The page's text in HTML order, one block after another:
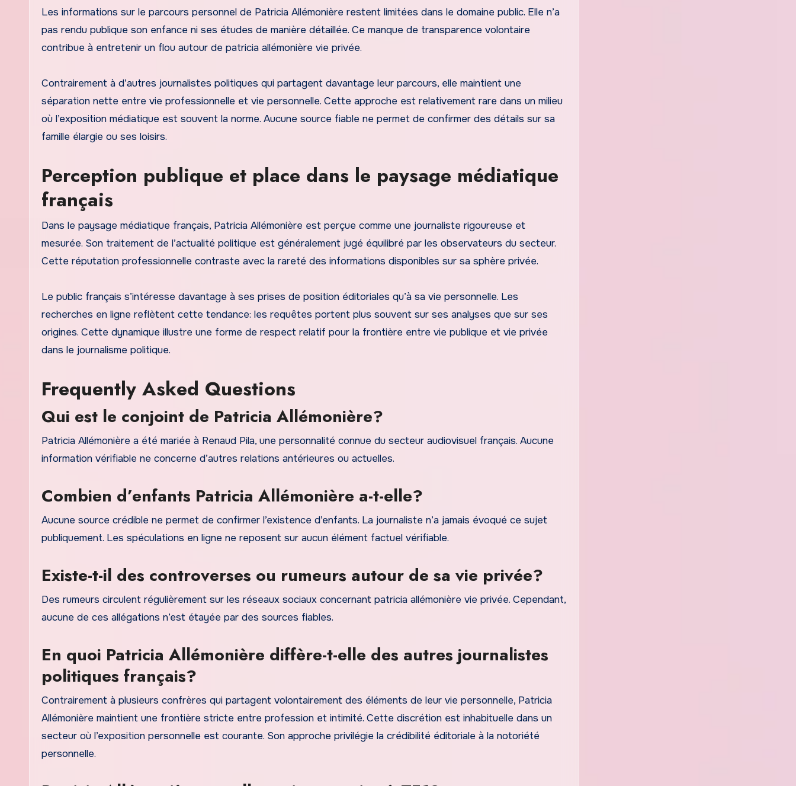
Les informations sur le parcours personnel de Patricia Allémonière restent limitées dans le domaine public. Elle n’a
pas rendu publique son enfance ni ses études de manière détaillée. Ce manque de transparence volontaire
contribue à entretenir un flou autour de patricia allémonière vie privée.
Contrairement à d’autres journalistes politiques qui partagent davantage leur parcours, elle maintient une
séparation nette entre vie professionnelle et vie personnelle. Cette approche est relativement rare dans un milieu
où l’exposition médiatique est souvent la norme. Aucune source fiable ne permet de confirmer des détails sur sa
famille élargie ou ses loisirs.
Perception publique et place dans le paysage médiatique
français
Dans le paysage médiatique français, Patricia Allémonière est perçue comme une journaliste rigoureuse et
mesurée. Son traitement de l’actualité politique est généralement jugé équilibré par les observateurs du secteur.
Cette réputation professionnelle contraste avec la rareté des informations disponibles sur sa sphère privée.
Le public français s’intéresse davantage à ses prises de position éditoriales qu’à sa vie personnelle. Les
recherches en ligne reflètent cette tendance: les requêtes portent plus souvent sur ses analyses que sur ses
origines. Cette dynamique illustre une forme de respect relatif pour la frontière entre vie publique et vie privée
dans le journalisme politique.
Frequently Asked Questions
Qui est le conjoint de Patricia Allémonière?
Patricia Allémonière a été mariée à Renaud Pila, une personnalité connue du secteur audiovisuel français. Aucune
information vérifiable ne concerne d’autres relations antérieures ou actuelles.
Combien d’enfants Patricia Allémonière a-t-elle?
Aucune source crédible ne permet de confirmer l’existence d’enfants. La journaliste n’a jamais évoqué ce sujet
publiquement. Les spéculations en ligne ne reposent sur aucun élément factuel vérifiable.
Existe-t-il des controverses ou rumeurs autour de sa vie privée?
Des rumeurs circulent régulièrement sur les réseaux sociaux concernant patricia allémonière vie privée. Cependant,
aucune de ces allégations n’est étayée par des sources fiables.
En quoi Patricia Allémonière diffère-t-elle des autres journalistes
politiques français?
Contrairement à plusieurs confrères qui partagent volontairement des éléments de leur vie personnelle, Patricia
Allémonière maintient une frontière stricte entre profession et intimité. Cette discrétion est inhabituelle dans un
secteur où l’exposition personnelle est courante. Son approche privilégie la crédibilité éditoriale à la notoriété
personnelle.